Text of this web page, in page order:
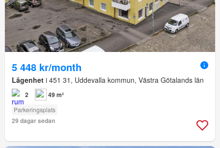
5 448 kr/month
Lägenhet i 451 31, Uddevalla kommun, Västra Götalands län
2 49 m²
Parkeringsplats
29 dagar sedan